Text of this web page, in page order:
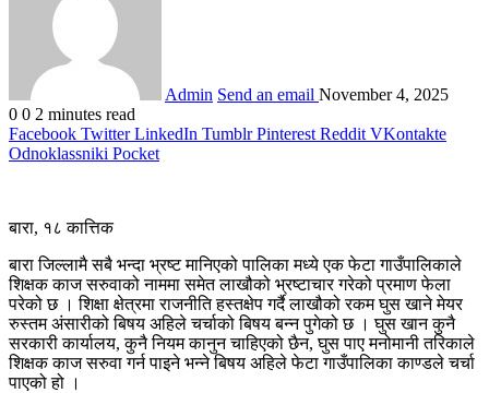
Admin Send an email November 4, 2025
0 0 2 minutes read
Facebook Twitter LinkedIn Tumblr Pinterest Reddit VKontakte
Odnoklassniki Pocket
बारा, १८ कात्तिक
बारा जिल्लामै सबै भन्दा भ्रष्ट मानिएको पालिका मध्ये एक फेटा गाउँपालिकाले
शिक्षक काज सरुवाको नाममा समेत लाखौको भ्रष्टाचार गरेको प्रमाण फेला
परेको छ । शिक्षा क्षेत्रमा राजनीति हस्तक्षेप गर्दै लाखौको रकम घुस खाने मेयर
रुस्तम अंसारीको बिषय अहिले चर्चाको बिषय बन्न पुगेको छ । घुस खान कुनै
सरकारी कार्यालय, कुनै नियम कानुन चाहिएको छैन, घुस पाए मनोमानी तरिकाले
शिक्षक काज सरुवा गर्न पाइने भन्ने बिषय अहिले फेटा गाउँपालिका काण्डले चर्चा
पाएको हो ।